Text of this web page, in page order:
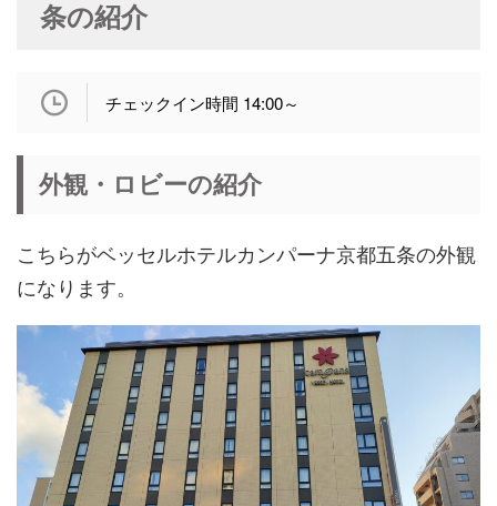
条の紹介
チェックイン時間 14:00～
外観・ロビーの紹介
こちらがベッセルホテルカンパーナ京都五条の外観
になります。